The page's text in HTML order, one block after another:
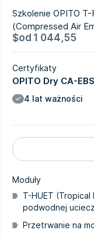
Szkolenie OPITO
(Compressed Air
$od 1 044,55
Certyfikaty
OPITO Dry CA-
4 lat ważności
Moduły
T-HUET
podwodnej
Przetrwanie na